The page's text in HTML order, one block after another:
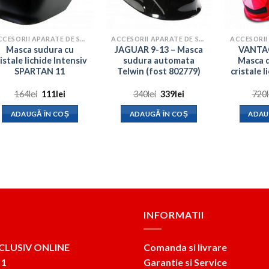
ACCESORII APARATE DE SUDURA
Masca sudura cu
lichide Intensiv
SPARTAN 11
164lei Prețul
a
fost:
111lei
este:
111lei.
ADAUGĂ ÎN COȘ
ACCESORII APARATE DE SUDURA
JAGUAR 9-13 – Masca
sudura automata
Telwin (fost 802779)
340lei Prețul
a
fost:
339leiPrețul
este:
339lei.
ADAUGĂ ÎN COȘ
Masca
cristale
720
ONLINE
INFORMATII
Comanda si livrare
Garantie si Service